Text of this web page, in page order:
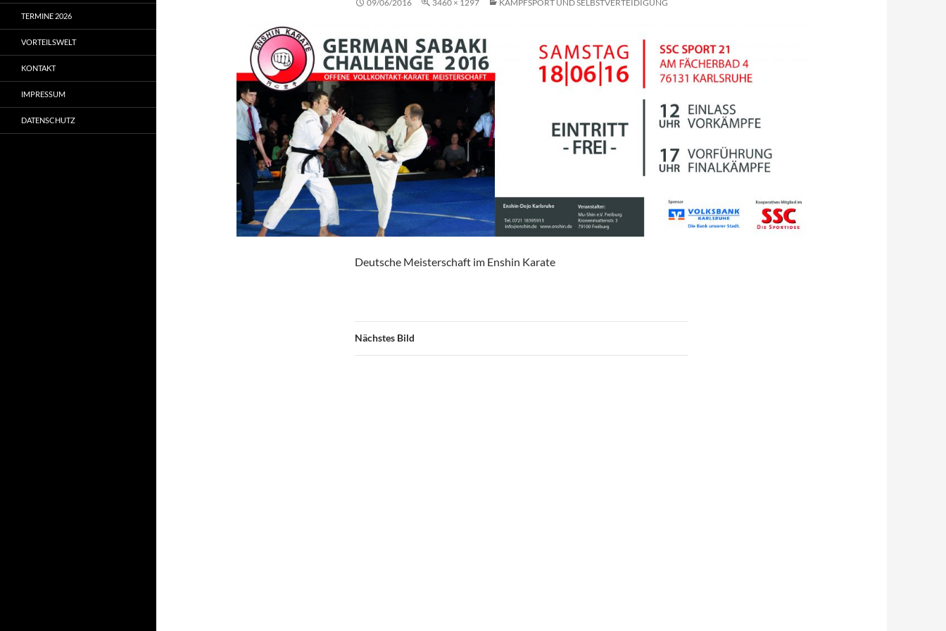
09/06/2016 3460 × 1297 KAMPFSPORT UND SELBSTVERTEIDIGUNG
Deutsche Meisterschaft im Enshin Karate
Nächstes Bild
TERMINE 2026
VORTEILSWELT
KONTAKT
IMPRESSUM
DATENSCHUTZ